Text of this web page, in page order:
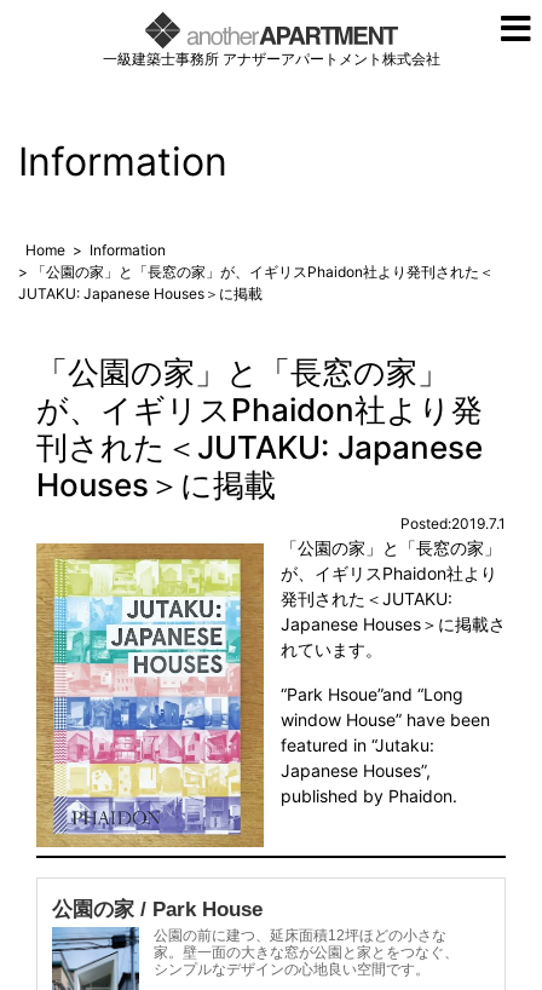
一級建築士事務所 アナザーアパートメント株式会社
Information
Home > Information
> 「公園の家」と「長窓の家」が、イギリスPhaidon社より発刊された＜
JUTAKU: Japanese Houses＞に掲載
「公園の家」と「長窓の家」
が、イギリスPhaidon社より発
刊された＜JUTAKU: Japanese
Houses＞に掲載
Posted:2019.7.1
「公園の家」と「長窓の家」
が、イギリスPhaidon社より
発刊された＜JUTAKU:
Japanese Houses＞に掲載さ
れています。
“Park Hsoue”and “Long
window House” have been
featured in “Jutaku:
Japanese Houses”,
published by Phaidon.